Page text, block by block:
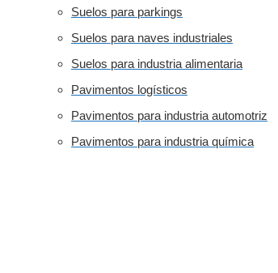
Suelos para parkings
Suelos para naves industriales
Suelos para industria alimentaria
Pavimentos logísticos
Pavimentos para industria automotriz
Pavimentos para industria química